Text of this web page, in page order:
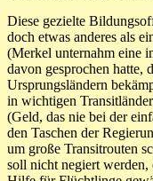
Diese gezielte
doch etwas anderes als
(Merkel unternahm eine
davon gesprochen hatte,
Ursprungsländern
in wichtigen
(Geld, das nie bei der
den Taschen der
um große Transitrouten
soll nicht negiert werden,